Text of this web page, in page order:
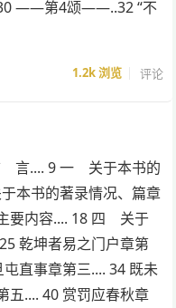
——第4颂——..32 “不
1.2k浏览 评论
言.... 9 一 关于本书的
本书的著录情况、篇章
要内容.... 18 四 关于
乾坤者易之门户章第
直事章第三.... 34 既未
五.... 40 赏罚应春秋章